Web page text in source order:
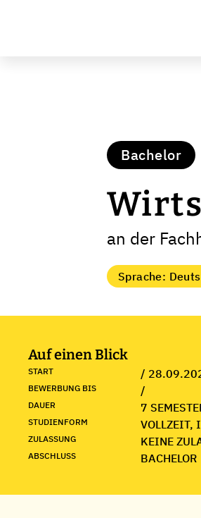
Bachelor
an der
Sprache:
Auf einen Blick
START /
BEWERBUNG BIS /
DAUER 7
STUDIENFORM VOLLZEIT,
ZULASSUNG KEINE
ABSCHLUSS BACHELOR